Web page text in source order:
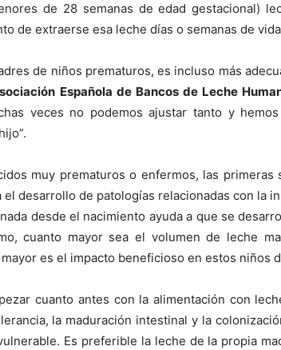
de 28 semanas de edad gestacional)
de extraerse esa leche días o semanas de
de niños prematuros, es incluso más
Española de Bancos de Leche
veces no podemos ajustar tanto y
muy prematuros o enfermos, las primeras
desarrollo de patologías relacionadas con la
desde el nacimiento ayuda a que se
cuanto mayor sea el volumen de leche
es el impacto beneficioso en estos niños
cuanto antes con la alimentación con
la maduración intestinal y la
Es preferible la leche de la propia